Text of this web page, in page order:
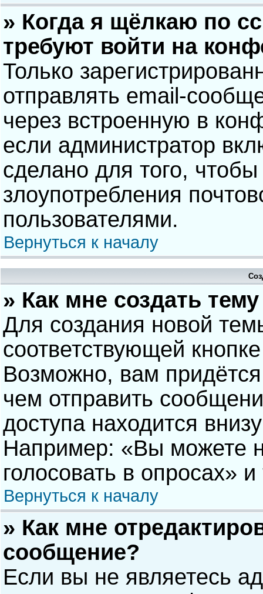
» Когда я щёлкаю по
требуют войти на
Только
отправлять email-
через встроенную в
если администратор
сделано для того, чтобы
злоупотребления
пользователями.
Вернуться к началу
» Как мне создать
Для создания новой
соответствующей
Возможно, вам
чем отправить
доступа находится
Например: «Вы можете
голосовать в опросах» и
Вернуться к началу
» Как мне
сообщение?
Если вы не являетесь